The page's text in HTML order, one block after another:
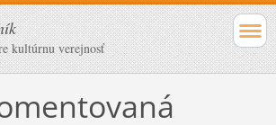
kultúrnu verejnosť